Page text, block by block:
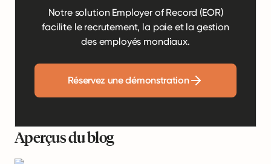
Notre solution Employer of Record (EOR)
facilite le recrutement, la paie et la gestion
des employés mondiaux.
Réservez une démonstration
Aperçus du blog